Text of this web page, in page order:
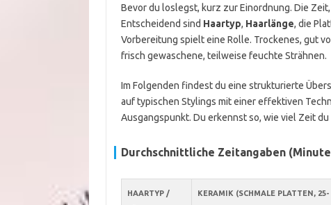
Bevor du loslegst, kurz zur Einordnung. Die
Entscheidend sind Haartyp, Haarlänge, die
Vorbereitung spielt eine Rolle. Trockenes, gut
frisch gewaschene, teilweise feuchte Strähnen.
Im Folgenden findest du eine strukturierte
auf typischen Stylings mit einer effektiven
Ausgangspunkt. Du erkennst so, wie viel Zeit
Durchschnittliche Zeitangaben
HAARTYP /
KERAMIK (SCHMALE PLATTEN, 25-